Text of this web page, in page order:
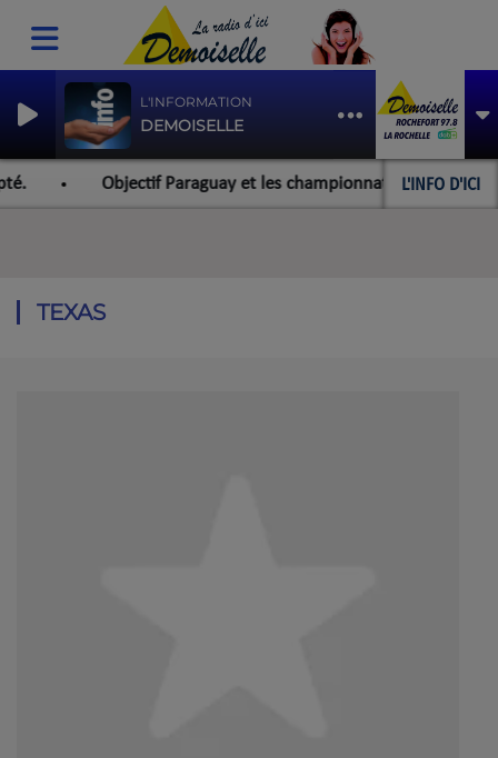
L'INFORMATION
DEMOISELLE
L'INFO D'ICI
Objectif Paraguay et les championnats du monde pour
TEXAS